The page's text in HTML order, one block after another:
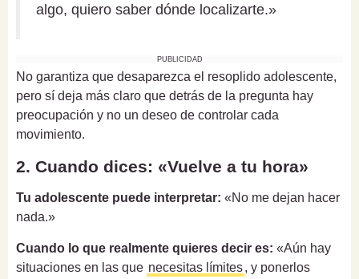
algo, quiero saber dónde localizarte.»
PUBLICIDAD
No garantiza que desaparezca el resoplido adolescente,
pero sí deja más claro que detrás de la pregunta hay
preocupación y no un deseo de controlar cada
movimiento.
2. Cuando dices: «Vuelve a tu hora»
Tu adolescente puede interpretar: «No me dejan hacer
nada.»
Cuando lo que realmente quieres decir es: «Aún hay
situaciones en las que necesitas límites, y ponerlos